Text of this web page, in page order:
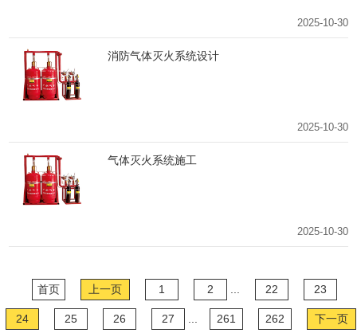
2025-10-30
消防气体灭火系统设计
2025-10-30
气体灭火系统施工
2025-10-30
首页 上一页 1 2 22 23
24 25 26 27 261 262 下一页